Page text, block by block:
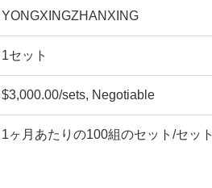
YONGXINGZHANXING
1セット
$3,000.00/sets, Negotiable
1ヶ月あたりの100組のセット/セット